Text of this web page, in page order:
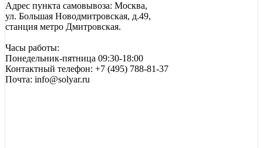
Адрес пункта самовывоза: Москва,
ул. Большая Новодмитровская, д.49,
станция метро Дмитровская.
Часы работы:
Понедельник-пятница 09:30-18:00
Контактный телефон: +7 (495) 788-81-37
Почта: info@solyar.ru